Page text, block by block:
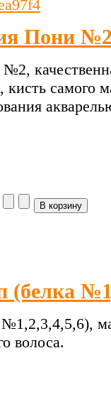
Пони
самого
(белка
волоса.